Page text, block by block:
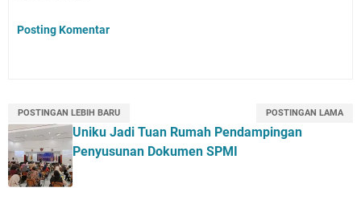
Posting Komentar
POSTINGAN LEBIH BARU POSTINGAN LAMA
Uniku Jadi Tuan Rumah Pendampingan
Penyusunan Dokumen SPMI